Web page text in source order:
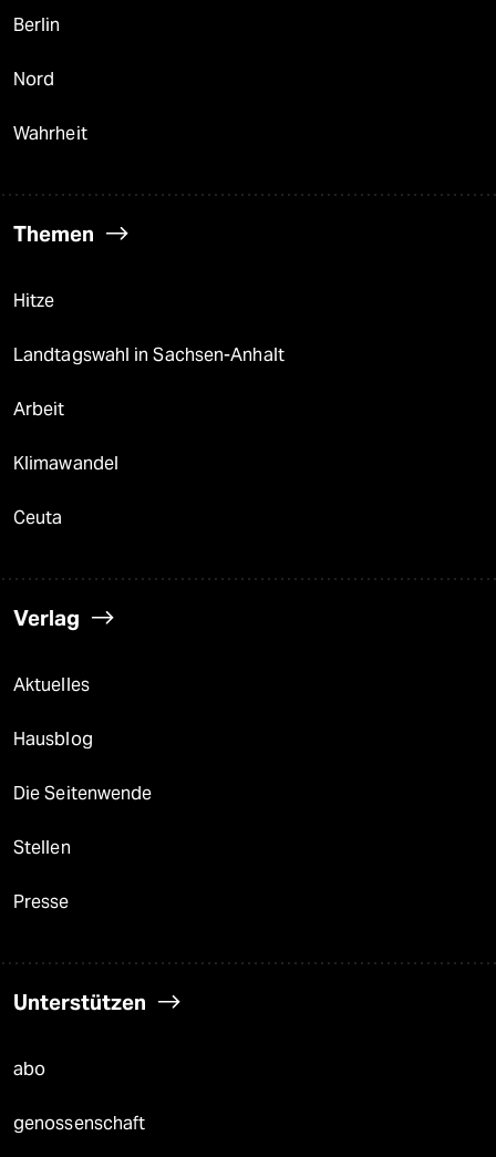
Berlin
Nord
Wahrheit
Themen
Hitze
Landtagswahl in Sachsen-Anhalt
Arbeit
Klimawandel
Ceuta
Verlag
Aktuelles
Hausblog
Die Seitenwende
Stellen
Presse
Unterstützen
abo
genossenschaft